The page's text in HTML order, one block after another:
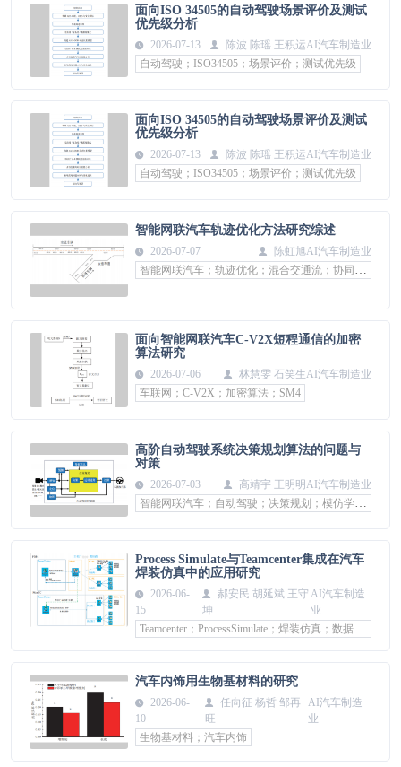
面向ISO 34505的自动驾驶场景评价及测试
优先级分析
2026-07-13 陈波 陈瑶 王积运AI汽车制造业
自动驾驶；ISO34505；场景评价；测试优先级
面向ISO 34505的自动驾驶场景评价及测试
优先级分析
2026-07-13 陈波 陈瑶 王积运AI汽车制造业
自动驾驶；ISO34505；场景评价；测试优先级
智能网联汽车轨迹优化方法研究综述
2026-07-07 ​陈虹旭AI汽车制造业
面向智能网联汽车C-V2X短程通信的加密
算法研究
2026-07-06 ​林慧雯 石笑生AI汽车制造业
车联网；C-V2X；加密算法；SM4
高阶自动驾驶系统决策规划算法的问题与
对策
2026-07-03 高靖宇 王明明AI汽车制造业
Process Simulate与Teamcenter集成在汽车
焊装仿真中的应用研究
2026-06-
15
郝安民 胡延斌 王守
坤
AI汽车制造
业
Teamcenter；ProcessSimulate；焊装仿真；数据管理；数字孪生
汽车内饰用生物基材料的研究
2026-06-
10
任向征 杨哲 邹再
旺
AI汽车制造
业
生物基材料；汽车内饰